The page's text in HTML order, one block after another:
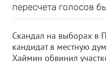
пересчета голосов
Скандал на выборах в
кандидат в местную
Хаймин обвинил